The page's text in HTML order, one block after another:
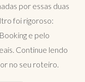
por essas duas
foi rigoroso:
e pelo
Continue lendo
no seu roteiro.